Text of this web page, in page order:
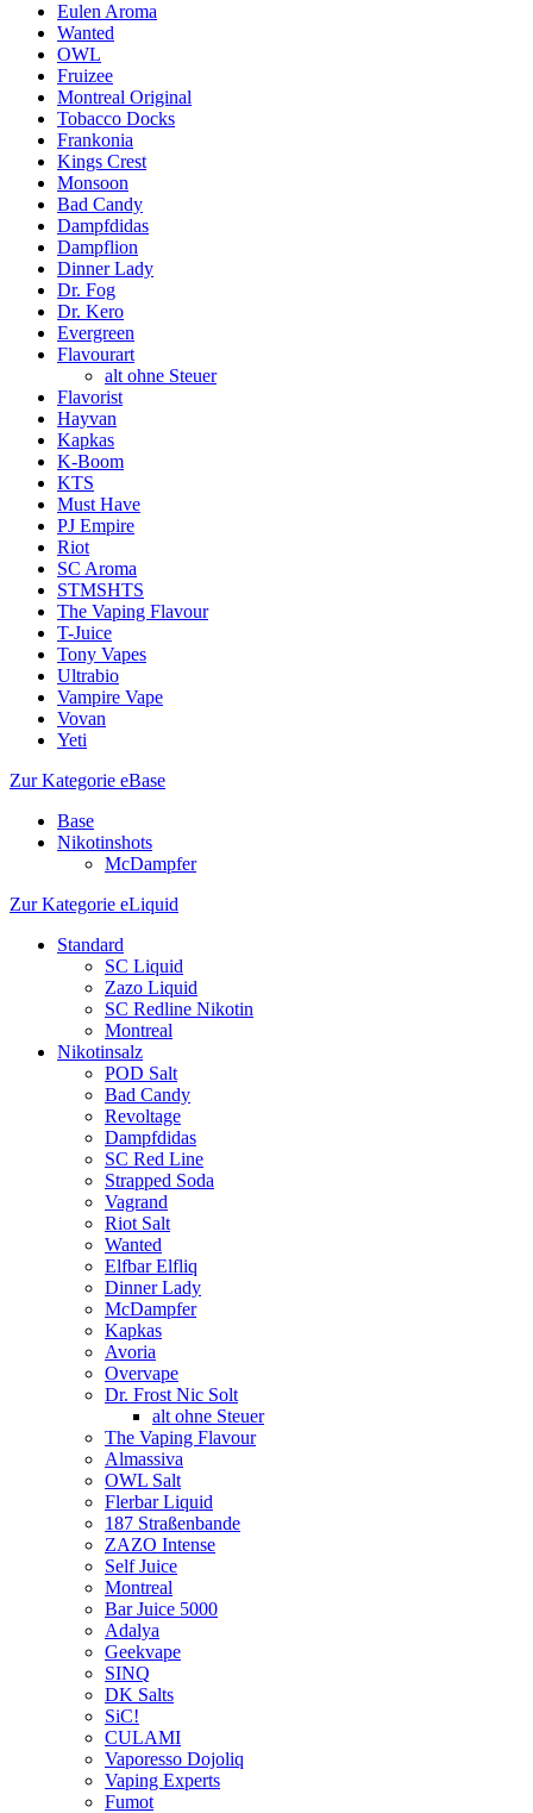
Eulen Aroma
Wanted
OWL
Fruizee
Montreal Original
Tobacco Docks
Frankonia
Kings Crest
Monsoon
Bad Candy
Dampfdidas
Dampflion
Dinner Lady
Dr. Fog
Dr. Kero
Evergreen
Flavourart
alt ohne Steuer
Flavorist
Hayvan
Kapkas
K-Boom
KTS
Must Have
PJ Empire
Riot
SC Aroma
STMSHTS
The Vaping Flavour
T-Juice
Tony Vapes
Ultrabio
Vampire Vape
Vovan
Yeti
Zur Kategorie eBase
Base
Nikotinshots
McDampfer
Zur Kategorie eLiquid
Standard
SC Liquid
Zazo Liquid
SC Redline Nikotin
Montreal
Nikotinsalz
POD Salt
Bad Candy
Revoltage
Dampfdidas
SC Red Line
Strapped Soda
Vagrand
Riot Salt
Wanted
Elfbar Elfliq
Dinner Lady
McDampfer
Kapkas
Avoria
Overvape
Dr. Frost Nic Solt
alt ohne Steuer
The Vaping Flavour
Almassiva
OWL Salt
Flerbar Liquid
187 Straßenbande
ZAZO Intense
Self Juice
Montreal
Bar Juice 5000
Adalya
Geekvape
SINQ
DK Salts
SiC!
CULAMI
Vaporesso Dojoliq
Vaping Experts
Fumot